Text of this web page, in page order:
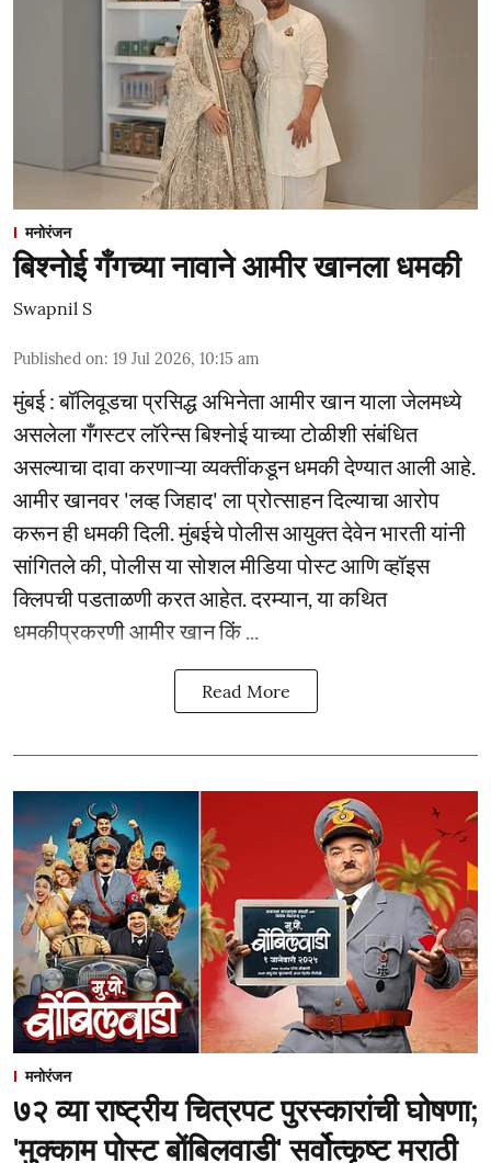
मनोरंजन
बिश्नोई गँगच्या नावाने आमीर खानला धमकी
Swapnil S
Published on: 19 Jul 2026, 10:15 am
मुंबई : बॉलिवूडचा प्रसिद्ध अभिनेता आमीर खान याला जेलमध्ये
असलेला गँगस्टर लॉरेन्स बिश्नोई याच्या टोळीशी संबंधित
असल्याचा दावा करणाऱ्या व्यक्तींकडून धमकी देण्यात आली आहे.
आमीर खानवर 'लव्ह जिहाद' ला प्रोत्साहन दिल्याचा आरोप
करून ही धमकी दिली. मुंबईचे पोलीस आयुक्त देवेन भारती यांनी
सांगितले की, पोलीस या सोशल मीडिया पोस्ट आणि व्हॉइस
क्लिपची पडताळणी करत आहेत. दरम्यान, या कथित
धमकीप्रकरणी आमीर खान किं ...
Read More
मनोरंजन
७२ व्या राष्ट्रीय चित्रपट पुरस्कारांची घोषणा;
'मुक्काम पोस्ट बोंबिलवाडी' सर्वोत्कृष्ट मराठी